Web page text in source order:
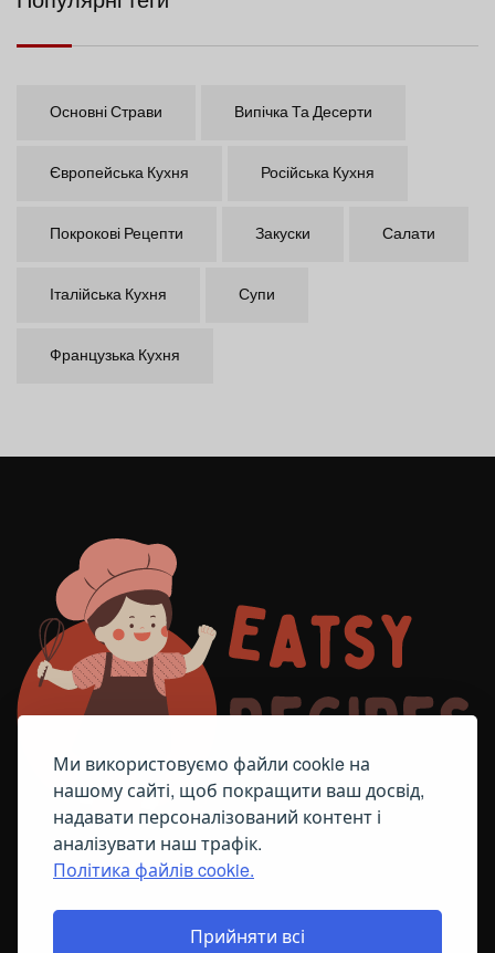
Ми використовуємо файли cookie на
нашому сайті, щоб покращити ваш досвід,
надавати персоналізований контент і
аналізувати наш трафік.
Політика файлів cookie.
Прийняти всі
Основні Страви Випічка Та Десерти
Європейська Кухня Російська Кухня
Покрокові Рецепти Закуски Салати
Італійська Кухня Супи
Французька Кухня
ПОЛІТИКА ЩОДО ФАЙЛІВ COOKIE